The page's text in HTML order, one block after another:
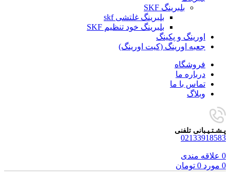
بلبرینگ SKF
بلبرینگ غلتشی skf
بلبرینگ خود تنظیم SKF
اورینگ و پکینگ
جعبه اورینگ (کیت اورینگ)
فروشگاه
درباره ما
تماس با ما
وبلاگ
پـشـتـیـبانی تلفنی
02133918583
0 علاقه مندی
0 مورد 0 تومان